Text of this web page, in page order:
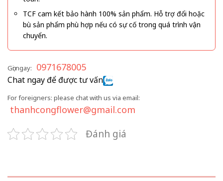
TCF cam kết bảo hành 100% sản phẩm. Hỗ trợ đổi hoặc
bù sản phẩm phù hợp nếu có sự cố trong quá trình vận
chuyển.
Gọi ngay: 0971678005
Chat ngay để được tư vấn
For foreigners: please chat with us via email:
thanhcongflower@gmail.com
Đánh giá